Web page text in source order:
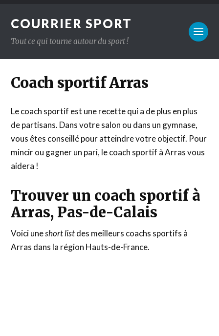
COURRIER SPORT
Tout ce qui tourne autour du sport !
Coach sportif Arras
Le coach sportif est une recette qui a de plus en plus
de partisans. Dans votre salon ou dans un gymnase,
vous êtes conseillé pour atteindre votre objectif. Pour
mincir ou gagner un pari, le coach sportif à Arras vous
aidera !
Trouver un coach sportif à
Arras, Pas-de-Calais
Voici uneshort listdes meilleurs coachs sportifs à
Arras dans la région Hauts-de-France.